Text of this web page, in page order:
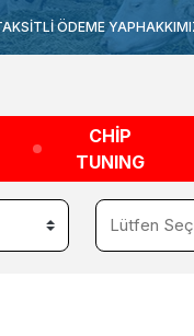
ÖDEME YAP
CHİP
TUNING